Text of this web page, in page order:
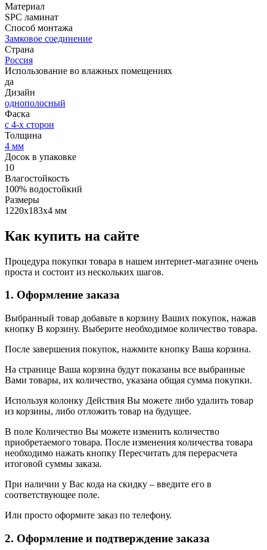
Материал
SPC ламинат
Способ монтажа
Замковое соединение
Страна
Россия
Использование во влажных помещениях
да
Дизайн
однополосный
Фаска
с 4-х сторон
Толщина
4 мм
Досок в упаковке
10
Влагостойкость
100% водостойкий
Размеры
1220х183х4 мм
Как купить на сайте
Процедура покупки товара в нашем интернет-магазине очень
проста и состоит из нескольких шагов.
1. Оформление заказа
Выбранный товар добавьте в корзину Ваших покупок, нажав
кнопку В корзину. Выберите необходимое количество товара.
После завершения покупок, нажмите кнопку Ваша корзина.
На странице Ваша корзина будут показаны все выбранные
Вами товары, их количество, указана общая сумма покупки.
Используя колонку Действия Вы можете либо удалить товар
из корзины, либо отложить товар на будущее.
В поле Количество Вы можете изменить количество
приобретаемого товара. После изменения количества товара
необходимо нажать кнопку Пересчитать для перерасчета
итоговой суммы заказа.
При наличии у Вас кода на скидку – введите его в
соответствующее поле.
Или просто оформите заказ по телефону.
2. Оформление и подтверждение заказа